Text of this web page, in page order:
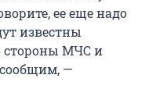
ее еще надо
известны
стороны МЧС и
—